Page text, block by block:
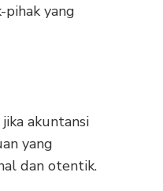
pihak yang
akuntansi
yang
dan otentik.